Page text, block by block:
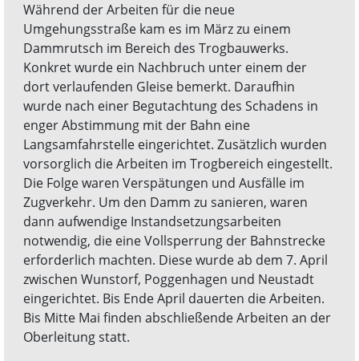
Während der Arbeiten für die neue
Umgehungsstraße kam es im März zu einem
Dammrutsch im Bereich des Trogbauwerks.
Konkret wurde ein Nachbruch unter einem der
dort verlaufenden Gleise bemerkt. Daraufhin
wurde nach einer Begutachtung des Schadens in
enger Abstimmung mit der Bahn eine
Langsamfahrstelle eingerichtet. Zusätzlich wurden
vorsorglich die Arbeiten im Trogbereich eingestellt.
Die Folge waren Verspätungen und Ausfälle im
Zugverkehr. Um den Damm zu sanieren, waren
dann aufwendige Instandsetzungsarbeiten
notwendig, die eine Vollsperrung der Bahnstrecke
erforderlich machten. Diese wurde ab dem 7. April
zwischen Wunstorf, Poggenhagen und Neustadt
eingerichtet. Bis Ende April dauerten die Arbeiten.
Bis Mitte Mai finden abschließende Arbeiten an der
Oberleitung statt.